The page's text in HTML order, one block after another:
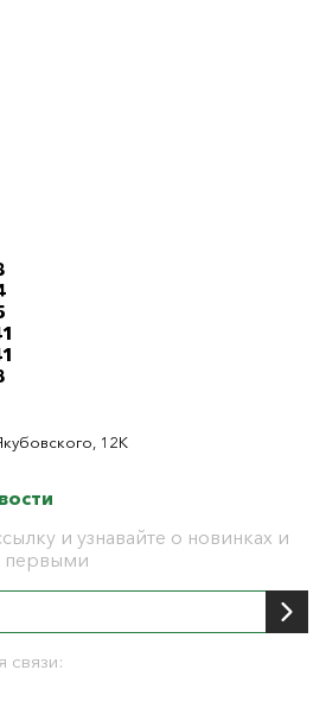
12К
и узнавайте о новинках и
первыми
связи: